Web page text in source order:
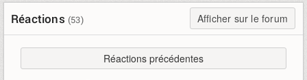
Réactions (53) Afficher sur le forum
Réactions précédentes